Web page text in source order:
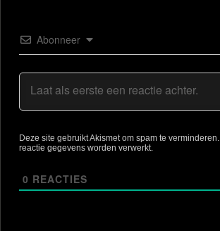
Abonneer
Deze site gebruikt Akismet om spam te verminderen.
reactie gegevens worden verwerkt.
0 REACTIES